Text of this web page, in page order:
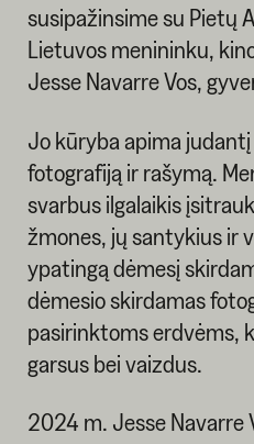
susipažinsime su Pietų
Lietuvos menininku,
Jesse Navarre Vos,
Jo kūryba apima judantį
fotografiją ir rašymą.
svarbus ilgalaikis
žmones, jų santykius ir
ypatingą dėmesį
dėmesio skirdamas
pasirinktoms erdvėms,
garsus bei vaizdus.
2024 m. Jesse Navarre